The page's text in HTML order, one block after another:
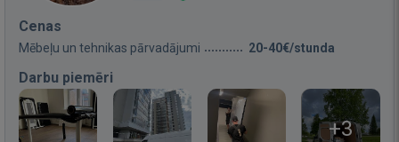
Cenas
Mēbeļu un tehnikas pārvadājumi 20-40€/stunda
Darbu piemēri
+3